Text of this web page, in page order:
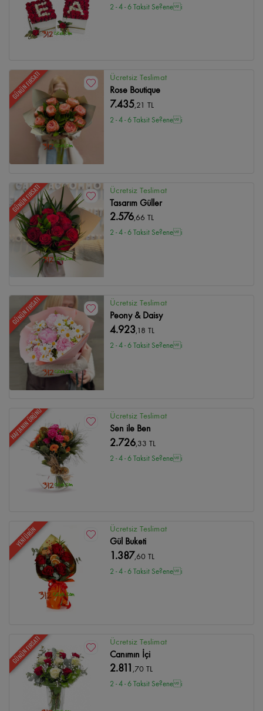
2 - 4 - 6 Taksit Se?enei
GÜNÜN FIRSATI Ücretsiz Teslimat
Rose Boutique
7.435,21 TL
2 - 4 - 6 Taksit Se?enei
GÜNÜN FIRSATI Ücretsiz Teslimat
Tasarım Güller
2.576,66 TL
2 - 4 - 6 Taksit Se?enei
GÜNÜN FIRSATI Ücretsiz Teslimat
Peony & Daisy
4.923,18 TL
2 - 4 - 6 Taksit Se?enei
HAFTANIN ÜRÜNÜ Ücretsiz Teslimat
Sen ile Ben
2.726,33 TL
2 - 4 - 6 Taksit Se?enei
YENİ ÜRÜN Ücretsiz Teslimat
Gül Buketi
1.387,60 TL
2 - 4 - 6 Taksit Se?enei
GÜNÜN FIRSATI Ücretsiz Teslimat
Canımın İçi
2.811 ,70 TL
2 - 4 - 6 Taksit Se?enei